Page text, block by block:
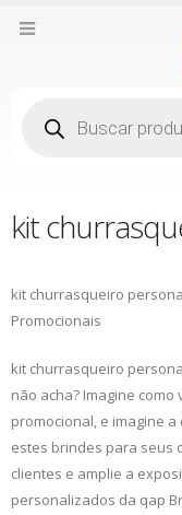
produtos
kit
kit churrasqueiro
Promocionais
kit churrasqueiro
não acha? Imagine
promocional, e imagine
estes brindes para seus
clientes e amplie a
personalizados da qap